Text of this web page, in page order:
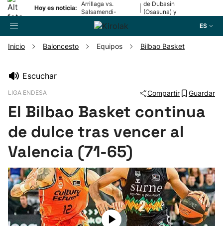
Hoy es noticia:
Arrillaga vs.
Salsamendi-
Bergara y Erasun
vs. Gaminde
de Dubasin
(Osasuna) y
ES
Pelota
Remo
Baloncesto
Ciclismo
Inicio Baloncesto Equipos Bilbao Basket
Escuchar
LIGA ENDESA Compartir Guardar
El Bilbao Basket continua
de dulce tras vencer al
Valencia (71-65)